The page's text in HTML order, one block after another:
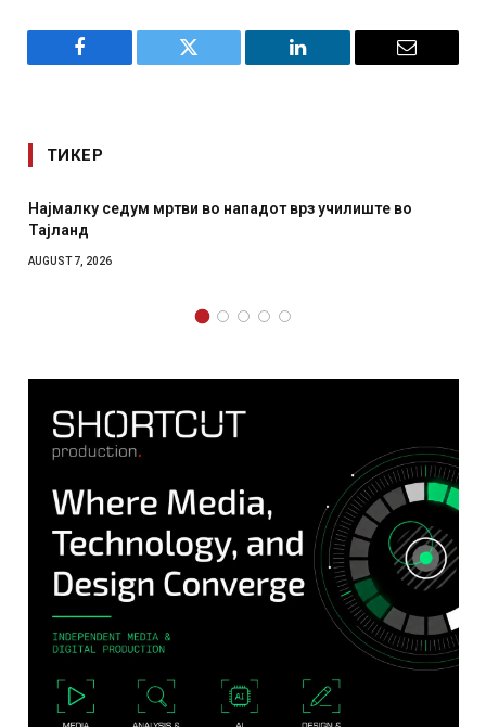
Facebook Twitter LinkedIn Email
ТИКЕР
Најмалку седум мртви во нападот врз училиште во
Тајланд
AUGUST 7, 2026